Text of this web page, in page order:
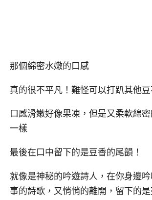
那個綿密水嫩的口感
真的很不平凡！難怪可以打趴其他
口感滑嫩好像果凍，但是又柔軟綿
一樣
最後在口中留下的是豆香的尾韻！
就像是神秘的吟遊詩人，在你身邊
事的詩歌，又悄悄的離開，留下的